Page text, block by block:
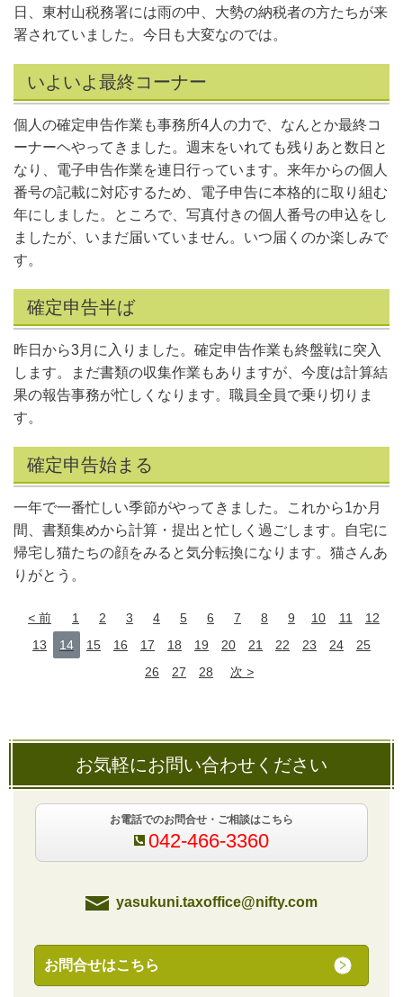
日、東村山税務署には雨の中、大勢の納税者の方たちが来
署されていました。今日も大変なのでは。
いよいよ最終コーナー
個人の確定申告作業も事務所4人の力で、なんとか最終コ
ーナーヘやってきました。週末をいれても残りあと数日と
なり、電子申告作業を連日行っています。来年からの個人
番号の記載に対応するため、電子申告に本格的に取り組む
年にしました。ところで、写真付きの個人番号の申込をし
ましたが、いまだ届いていません。いつ届くのか楽しみで
す。
確定申告半ば
昨日から3月に入りました。確定申告作業も終盤戦に突入
します。まだ書類の収集作業もありますが、今度は計算結
果の報告事務が忙しくなります。職員全員で乗り切りま
す。
確定申告始まる
一年で一番忙しい季節がやってきました。これから1か月
間、書類集めから計算・提出と忙しく過ごします。自宅に
帰宅し猫たちの顔をみると気分転換になります。猫さんあ
りがとう。
前 1 2 3 4 5 6 7 8 9 10 11
12
13
14 15 16 17 18 19 20 21 22 23 24
25
26
27 28 次
お気軽にお問い合わせください
お電話でのお問合せ・ご相談はこちら
042-466-3360
yasukuni.taxoffice@nifty.com
お問合せはこちら